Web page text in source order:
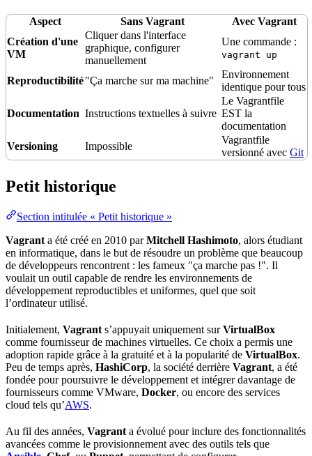
Aspect Sans Vagrant
Avec Vagrant
Création d'une
VM
Cliquer dans l'interface
graphique, configurer
manuellement
Une commande :
vagrant up
Reproductibilité"Ça marche sur ma machine"
Environnement
identique pour tous
Documentation Instructions textuelles à suivre
Le Vagrantfile
EST la
documentation
Versioning
Impossible
Vagrantfile
versionné avec Git
Petit historique
Section intitulée « Petit historique »
Vagranta été créé en 2010 parMitchell Hashimoto, alors étudiant
en informatique, dans le but de résoudre un problème que beaucoup
de développeurs rencontrent : les fameux "ça marche pas !". Il
voulait un outil capable de rendre les environnements de
développement reproductibles et uniformes, quel que soit
l’ordinateur utilisé.
Initialement, Vagrants’appuyait uniquement surVirtualBox
comme fournisseur de machines virtuelles. Ce choix a permis une
adoption rapide grâce à la gratuité et à la popularité de VirtualBox.
Peu de temps après, HashiCorp, la société derrière Vagrant, a été
fondée pour poursuivre le développement et intégrer davantage de
fournisseurs comme VMware, Docker, ou encore des services
cloud tels qu’AWS.
Au fil des années, Vagranta évolué pour inclure des fonctionnalités
avancées comme le provisionnement avec des outils tels que